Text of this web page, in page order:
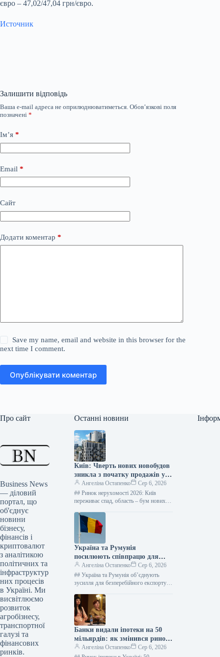
євро – 47,02/47,04 грн/євро.
Источник
Залишити відповідь
Ваша e-mail адреса не оприлюднюватиметься. Обов’язкові поля
позначені *
Ім’я *
Email *
Сайт
Додати коментар *
Save my name, email and website in this browser for the
next time I comment.
Опублікувати коментар
Про сайт
Business News
— діловий
портал, що
об'єднує
новини
бізнесу,
фінансів і
криптовалют
з аналітикою
політичних та
інфраструктур
них процесів
в Україні. Ми
висвітлюємо
розвиток
агробізнесу,
транспортної
галузі та
фінансових
ринків.
Останні новини
Київ: Чверть нових новобудов
зникла з початку продажів у
2026 році – дані “ЛУН”
Ангеліна Остапенко
Сер 6, 2026
## Ринок нерухомості 2026: Київ
переживає спад, область – бум нових
Гришина Від початку 2026 року…
Україна та Румунія
посилюють співпрацю для
розширення логістики порту
Констанца
Ангеліна Остапенко
Сер 6, 2026
## Україна та Румунія об’єднують
зусилля для безперебійного експорту
стратегічний союзник ### Ключові
кроки для подолання…
Банки видали іпотеки на 50
мільярдів: як змінився ринок
кредитування
Ангеліна Остапенко
Сер 6, 2026